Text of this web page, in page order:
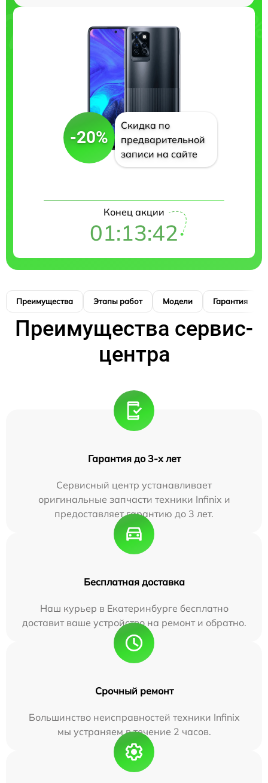
-20%
Скидка по
предварительной
записи на сайте
Конец акции
01:13:41
Преимущества Этапы работ Модели Гарантия
Преимущества сервис-
центра
Гарантия до 3-х лет
Сервисный центр устанавливает
оригинальные запчасти техники Infinix и
предоставляет гарантию до 3 лет.
Бесплатная доставка
Наш курьер в Екатеринбурге бесплатно
доставит ваше устройство на ремонт и обратно.
Срочный ремонт
Большинство неисправностей техники Infinix
мы устраняем в течение 2 часов.